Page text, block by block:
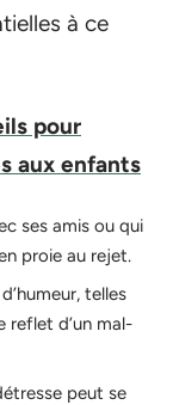
à ce
pour
aux enfants
ses amis ou qui
proie au rejet.
telles
reflet d’un mal-
peut se